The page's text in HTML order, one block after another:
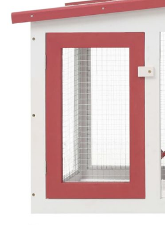
Credit calculator
Външна голяма клетка за зайци
201x45x85 см дърво
Please select credit institution
Цена на продукта: €150.00
Extraction of information from credit
Предоставената таблица е с
Добавете продукта в количката
количката" и при поръчка ще
вноски на кредита.
Acest tabel are caracter informativ.
coșul de cumpărături unde veți putea
cererii de creditare.
Предоставената таблица е с
Добавете продукта в количката
количката" и при поръчка ще